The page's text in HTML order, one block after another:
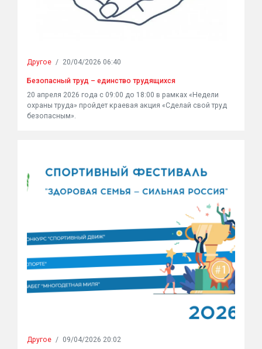
Другое / 20/04/2026 06:40
Безопасный труд – единство трудящихся
20 апреля 2026 года с 09:00 до 18:00 в рамках «Недели
охраны труда» пройдет краевая акция «Сделай свой труд
безопасным».
Другое / 09/04/2026 20:02